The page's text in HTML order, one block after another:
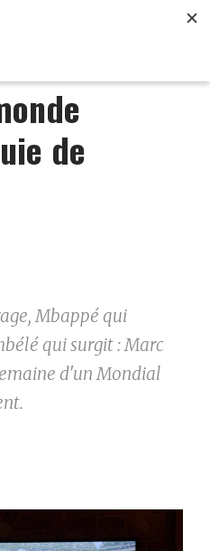
de
Mbappé qui
qui surgit : Marc
d'un Mondial